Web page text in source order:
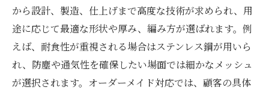
から設計、製造、仕上げまで高度な技術が求められ、用
途に応じて最適な形状や厚み、編み方が選ばれます。例
えば、耐食性が重視される場合はステンレス鋼が用いら
れ、防塵や通気性を確保したい場面では細かなメッシュ
が選択されます。オーダーメイド対応では、顧客の具体